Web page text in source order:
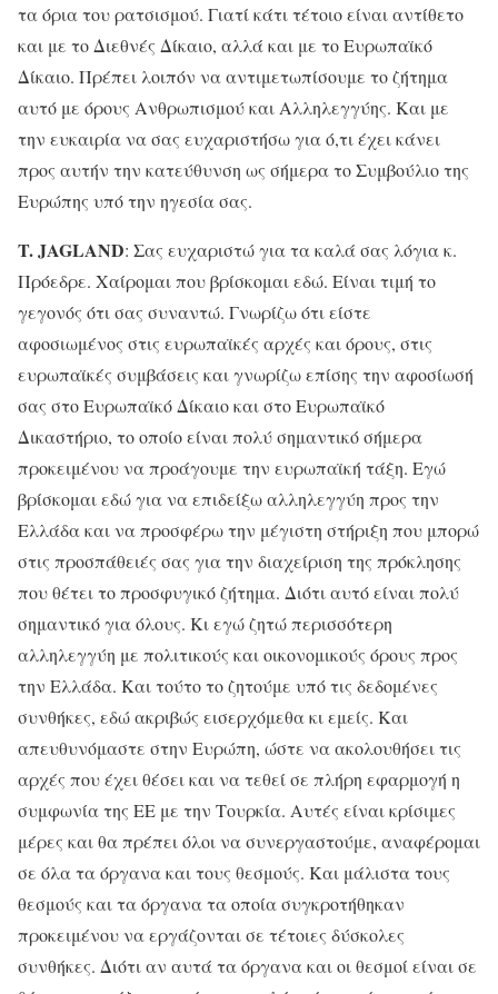
τα όρια του ρατσισμού. Γιατί κάτι τέτοιο είναι αντίθετο
και με το Διεθνές Δίκαιο, αλλά και με το Ευρωπαϊκό
Δίκαιο. Πρέπει λοιπόν να αντιμετωπίσουμε το ζήτημα
αυτό με όρους Ανθρωπισμού και Αλληλεγγύης. Και με
την ευκαιρία να σας ευχαριστήσω για ό,τι έχει κάνει
προς αυτήν την κατεύθυνση ως σήμερα το Συμβούλιο της
Ευρώπης υπό την ηγεσία σας.
T. JAGLAND: Σας ευχαριστώ για τα καλά σας λόγια κ.
Πρόεδρε. Χαίρομαι που βρίσκομαι εδώ. Είναι τιμή το
γεγονός ότι σας συναντώ. Γνωρίζω ότι είστε
αφοσιωμένος στις ευρωπαϊκές αρχές και όρους, στις
ευρωπαϊκές συμβάσεις και γνωρίζω επίσης την αφοσίωσή
σας στο Ευρωπαϊκό Δίκαιο και στο Ευρωπαϊκό
Δικαστήριο, το οποίο είναι πολύ σημαντικό σήμερα
προκειμένου να προάγουμε την ευρωπαϊκή τάξη. Εγώ
βρίσκομαι εδώ για να επιδείξω αλληλεγγύη προς την
Ελλάδα και να προσφέρω την μέγιστη στήριξη που μπορώ
στις προσπάθειές σας για την διαχείριση της πρόκλησης
που θέτει το προσφυγικό ζήτημα. Διότι αυτό είναι πολύ
σημαντικό για όλους. Κι εγώ ζητώ περισσότερη
αλληλεγγύη με πολιτικούς και οικονομικούς όρους προς
την Ελλάδα. Και τούτο το ζητούμε υπό τις δεδομένες
συνθήκες, εδώ ακριβώς εισερχόμεθα κι εμείς. Και
απευθυνόμαστε στην Ευρώπη, ώστε να ακολουθήσει τις
αρχές που έχει θέσει και να τεθεί σε πλήρη εφαρμογή η
συμφωνία της ΕΕ με την Τουρκία. Αυτές είναι κρίσιμες
μέρες και θα πρέπει όλοι να συνεργαστούμε, αναφέρομαι
σε όλα τα όργανα και τους θεσμούς. Και μάλιστα τους
θεσμούς και τα όργανα τα οποία συγκροτήθηκαν
προκειμένου να εργάζονται σε τέτοιες δύσκολες
συνθήκες. Διότι αν αυτά τα όργανα και οι θεσμοί είναι σε